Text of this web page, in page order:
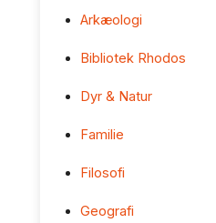
Arkæologi
Bibliotek Rhodos
Dyr & Natur
Familie
Filosofi
Geografi